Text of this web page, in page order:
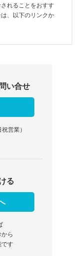
れることをおすす
、以下のリンクか
い合せ
営業）
る
ら
す